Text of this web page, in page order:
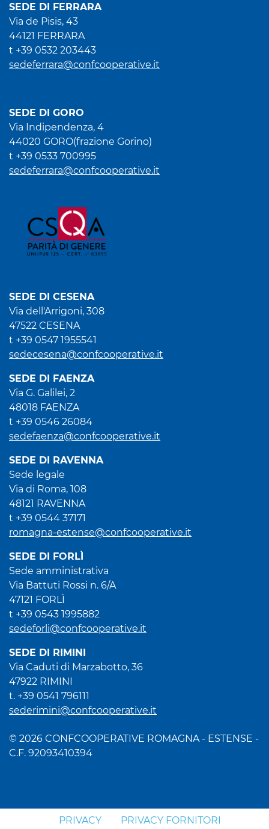
SEDE DI FERRARA
Via de Pisis, 43
44121 FERRARA
t +39 0532 203443
sedeferrara@confcooperative.it
SEDE DI GORO
Via Indipendenza, 4
44020 GORO(frazione Gorino)
t +39 0533 700995
sedeferrara@confcooperative.it
SEDE DI CESENA
Via dell'Arrigoni, 308
47522 CESENA
t +39 0547 1955541
sedecesena@confcooperative.it
SEDE DI FAENZA
Via G. Galilei, 2
48018 FAENZA
t +39 0546 26084
sedefaenza@confcooperative.it
SEDE DI RAVENNA
Sede legale
Via di Roma, 108
48121 RAVENNA
t +39 0544 37171
romagna-estense@confcooperative.it
SEDE DI FORLÌ
Sede amministrativa
Via Battuti Rossi n. 6/A
47121 FORLÌ
t +39 0543 1995882
sedeforli@confcooperative.it
SEDE DI RIMINI
Via Caduti di Marzabotto, 36
47922 RIMINI
t. +39 0541 796111
sederimini@confcooperative.it
© 2026 CONFCOOPERATIVE ROMAGNA - ESTENSE -
C.F. 92093410394
PRIVACY PRIVACY FORNITORI